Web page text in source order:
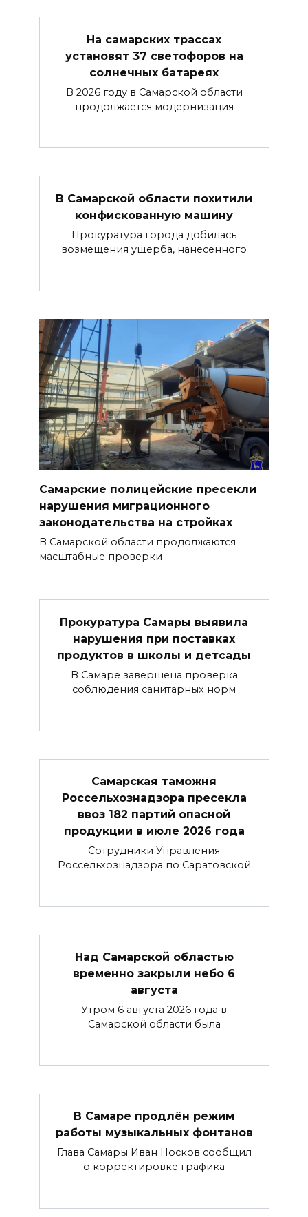
На самарских трассах
установят 37 светофоров на
солнечных батареях
В 2026 году в Самарской области
продолжается модернизация
В Самарской области похитили
конфискованную машину
Прокуратура города добилась
возмещения ущерба, нанесенного
Самарские полицейские пресекли
нарушения миграционного
законодательства на стройках
В Самарской области продолжаются
масштабные проверки
Прокуратура Самары выявила
нарушения при поставках
продуктов в школы и детсады
В Самаре завершена проверка
соблюдения санитарных норм
Самарская таможня
Россельхознадзора пресекла
ввоз 182 партий опасной
продукции в июле 2026 года
Сотрудники Управления
Россельхознадзора по Саратовской
Над Самарской областью
временно закрыли небо 6
августа
Утром 6 августа 2026 года в
Самарской области была
В Самаре продлён режим
работы музыкальных фонтанов
Глава Самары Иван Носков сообщил
о корректировке графика